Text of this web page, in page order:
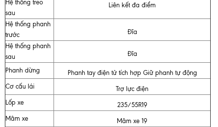
Hệ thống treo
sau
Liên kết đa điểm
Hệ thống phanh
trước
Đĩa
Hệ thống phanh
sau
Đĩa
Phanh dừng
Phanh tay điện tử tích hợp Giữ phanh tự động
Cơ cấu lái
Trợ lực điện
Lốp xe
235/55R19
Mâm xe
Mâm xe 19